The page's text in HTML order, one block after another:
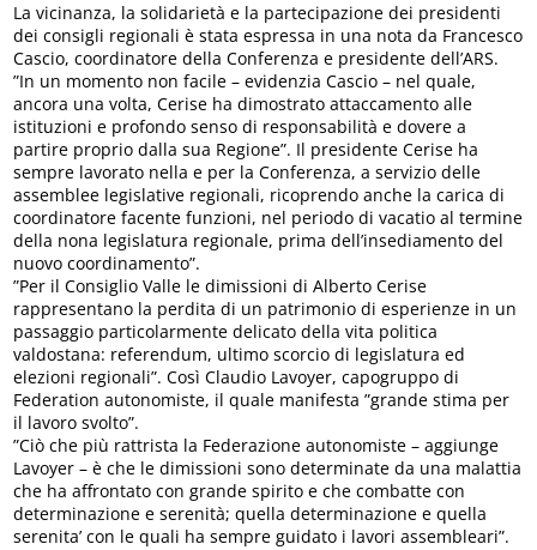
La vicinanza, la solidarietà e la partecipazione dei presidenti
dei consigli regionali è stata espressa in una nota da Francesco
Cascio, coordinatore della Conferenza e presidente dell’ARS.
”In un momento non facile – evidenzia Cascio – nel quale,
ancora una volta, Cerise ha dimostrato attaccamento alle
istituzioni e profondo senso di responsabilità e dovere a
partire proprio dalla sua Regione”. Il presidente Cerise ha
sempre lavorato nella e per la Conferenza, a servizio delle
assemblee legislative regionali, ricoprendo anche la carica di
coordinatore facente funzioni, nel periodo di vacatio al termine
della nona legislatura regionale, prima dell’insediamento del
nuovo coordinamento”.
”Per il Consiglio Valle le dimissioni di Alberto Cerise
rappresentano la perdita di un patrimonio di esperienze in un
passaggio particolarmente delicato della vita politica
valdostana: referendum, ultimo scorcio di legislatura ed
elezioni regionali”. Così Claudio Lavoyer, capogruppo di
Federation autonomiste, il quale manifesta ”grande stima per
il lavoro svolto”.
”Ciò che più rattrista la Federazione autonomiste – aggiunge
Lavoyer – è che le dimissioni sono determinate da una malattia
che ha affrontato con grande spirito e che combatte con
determinazione e serenità; quella determinazione e quella
serenita’ con le quali ha sempre guidato i lavori assembleari”.